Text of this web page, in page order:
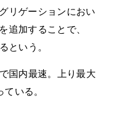
リゲーションにおい
追加することで、
という。
国内最速。上り最大
いる。